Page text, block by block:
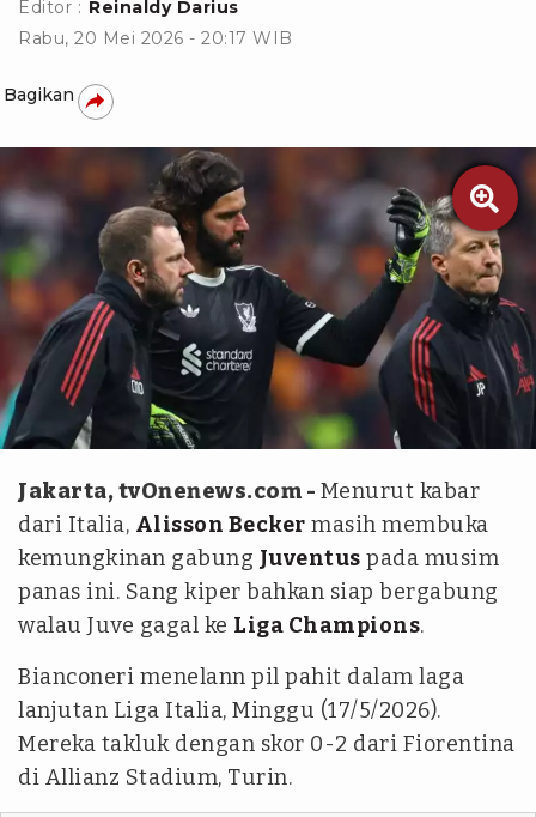
Editor : Reinaldy Darius
Rabu, 20 Mei 2026 - 20:17 WIB
Bagikan

REUTERS/Murad Sezer
Jakarta, tvOnenews.com - Menurut kabar
dari Italia, Alisson Becker masih membuka
kemungkinan gabung Juventus pada musim
panas ini. Sang kiper bahkan siap bergabung
walau Juve gagal ke Liga Champions.
Bianconeri menelann pil pahit dalam laga
lanjutan Liga Italia, Minggu (17/5/2026).
Mereka takluk dengan skor 0-2 dari Fiorentina
di Allianz Stadium, Turin.